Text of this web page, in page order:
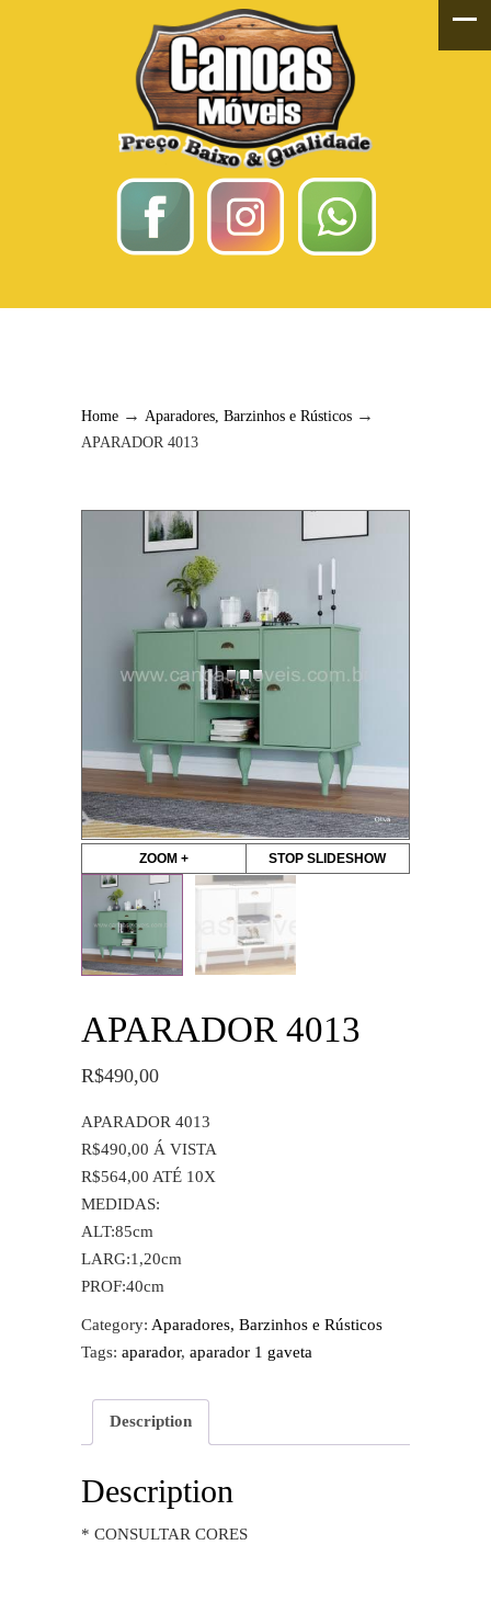
Home → Aparadores, Barzinhos e Rústicos →
APARADOR 4013
ZOOM + STOP SLIDESHOW
APARADOR 4013
R$490,00
APARADOR 4013
R$490,00 Á VISTA
R$564,00 ATÉ 10X
MEDIDAS:
ALT:85cm
LARG:1,20cm
PROF:40cm
Category: Aparadores, Barzinhos e Rústicos
Tags: aparador, aparador 1 gaveta
Description
Description
* CONSULTAR CORES